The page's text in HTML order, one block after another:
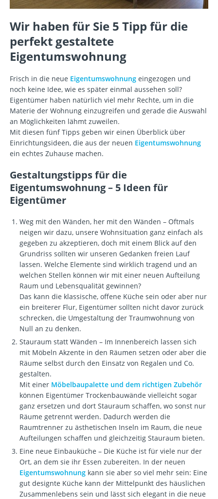
Wir haben für Sie 5 Tipp für die
perfekt gestaltete
Eigentumswohnung
Frisch in die neue Eigentumswohnung eingezogen und
noch keine Idee, wie es später einmal aussehen soll?
Eigentümer haben natürlich viel mehr Rechte, um in die
Materie der Wohnung einzugreifen und gerade die Auswahl
an Möglichkeiten lähmt zuweilen.
Mit diesen fünf Tipps geben wir einen Überblick über
Einrichtungsideen, die aus der neuen Eigentumswohnung
ein echtes Zuhause machen.
Gestaltungstipps für die
Eigentumswohnung – 5 Ideen für
Eigentümer
Weg mit den Wänden, her mit den Wänden – Oftmals
neigen wir dazu, unsere Wohnsituation ganz einfach als
gegeben zu akzeptieren, doch mit einem Blick auf den
Grundriss sollten wir unseren Gedanken freien Lauf
lassen. Welche Elemente sind wirklich tragend und an
welchen Stellen können wir mit einer neuen Aufteilung
Raum und Lebensqualität gewinnen?
Das kann die klassische, offene Küche sein oder aber nur
ein breiterer Flur, Eigentümer sollten nicht davor zurück
schrecken, die Umgestaltung der Traumwohnung von
Null an zu denken.
Stauraum statt Wänden – Im Innenbereich lassen sich
mit Möbeln Akzente in den Räumen setzen oder aber die
Räume selbst durch den Einsatz von Regalen und Co.
gestalten.
Mit einer Möbelbaupalette und dem richtigen Zubehör
können Eigentümer Trockenbauwände vielleicht sogar
ganz ersetzen und dort Stauraum schaffen, wo sonst nur
Räume getrennt werden. Dadurch werden die
Raumtrenner zu ästhetischen Inseln im Raum, die neue
Aufteilungen schaffen und gleichzeitig Stauraum bieten.
Eine neue Einbauküche – Die Küche ist für viele nur der
Ort, an dem sie ihr Essen zubereiten. In der neuen
Eigentumswohnung kann sie aber so viel mehr sein: Eine
gut designte Küche kann der Mittelpunkt des häuslichen
Zusammenlebens sein und lässt sich elegant in die neue